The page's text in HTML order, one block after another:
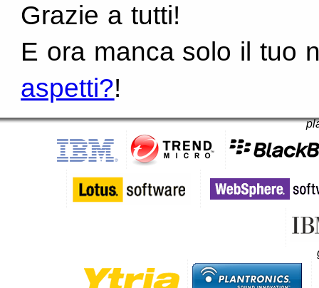
Grazie a tutti!
E ora manca solo il tuo
aspetti?!